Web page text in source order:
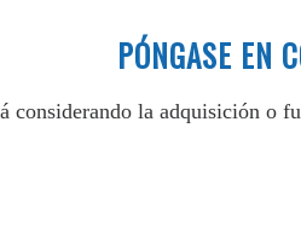
PÓNGASE EN
considerando la adquisición o